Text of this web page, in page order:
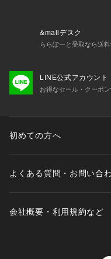
実際の商品と仕様、加
&mallデスク
ららぽーと受取なら送
LINE公式アカウント
お得なセール・クーポ
初めての方へ
よくある質問・お問い合
会社概要・利用規約など